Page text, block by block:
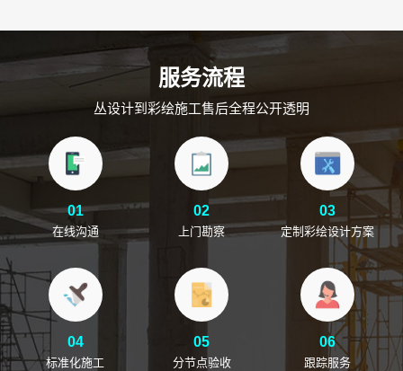
服务流程
丛设计到彩绘施工售后全程公开透明
01
在线沟通
02
上门勘察
03
定制彩绘设计方案
04
标准化施工
05
分节点验收
06
跟踪服务